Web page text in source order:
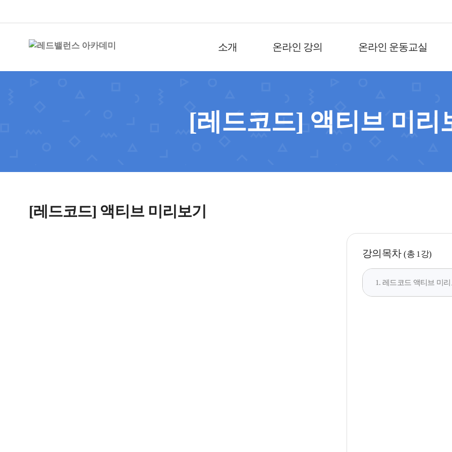
소개 온라인 강의 온라인 운동교실
[레드코드] 액티브 미리
[레드코드] 액티브 미리보기
강의목차 (총 1강)
1. 레드코드 액티브 미리